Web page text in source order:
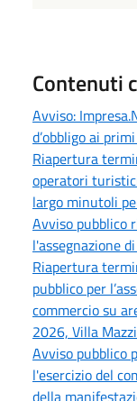
Contenuti
Avviso:
d’obbligo ai
Riapertura
operatori
largo minutoli
Avviso pubblico
l'assegnazione
Riapertura
pubblico per
commercio su
2026, Villa
Avviso pubblico
l'esercizio del
della